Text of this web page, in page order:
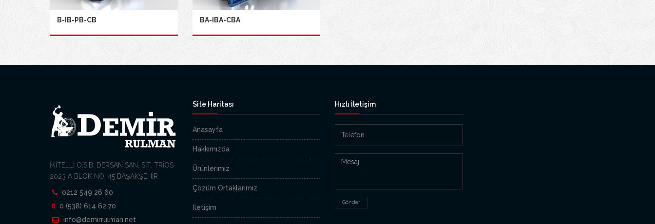
B-IB-PB-CB BA-IBA-CBA
İKİTELLİ O.S.B. DERSAN SAN. SİT. TRİOS
2023 A BLOK NO: 45 BAŞAKŞEHİR
0212 549 26 60
0 (538) 614 62 70
info@demirrulman.net
Site Haritası
Anasayfa
Hakkımızda
Ürünlerimiz
Çözüm Ortaklarımız
İletişim
Hızlı İletişim
Gönder